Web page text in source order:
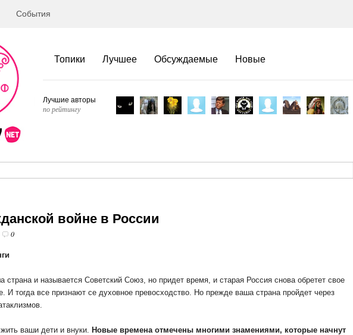
События
Топики Лучшее Обсуждаемые Новые
Лучшие авторы
по рейтингу
войне в России
0
страна и называется Советский Союз, но придет время, и старая Россия снова обретет свое
И тогда все признают се духовное превосходство. Но прежде ваша страна пройдет через
ваши дети и внуки. Новые времена отмечены многими знамениями, которые начнут